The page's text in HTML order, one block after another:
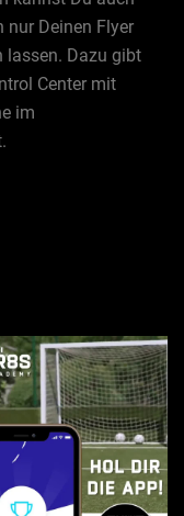
nur Deinen Flyer
lassen. Dazu gibt
Center mit
im